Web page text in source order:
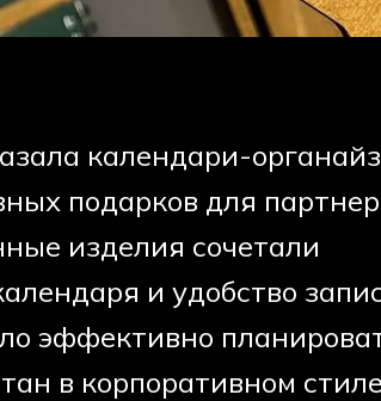
календари-
подарков для
изделия сочетали
и удобство
эффективно
в корпоративном стиле